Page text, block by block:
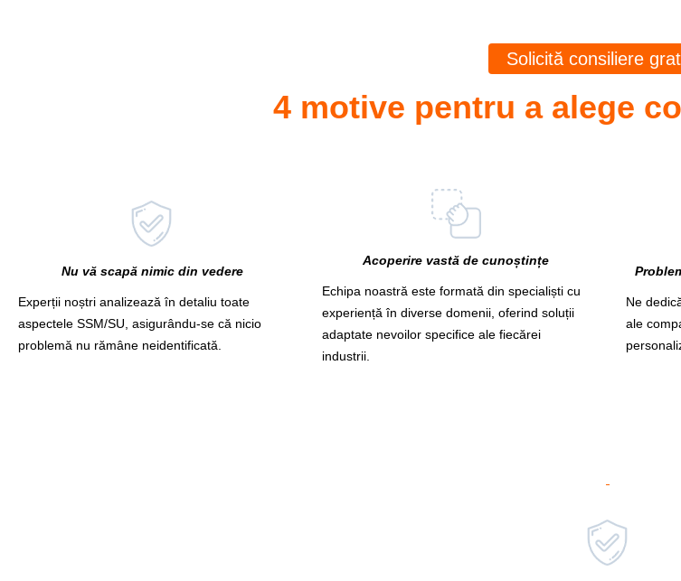
Solicită consiliere
4 motive pentru a alege
Nu vă scapă nimic din vedere
Experții noștri analizează în detaliu toate
aspectele SSM/SU, asigurându-se că nicio
problemă nu rămâne neidentificată.
Acoperire vastă de cunoștințe
Echipa noastră este formată din specialiști cu
experiență în diverse domenii, oferind soluții
adaptate nevoilor specifice ale fiecărei
industrii.
Ne
ale